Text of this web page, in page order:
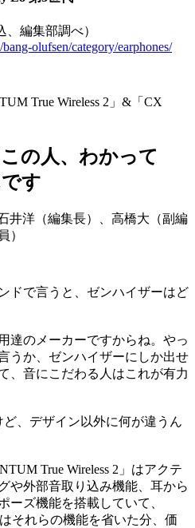
、編集部調べ）
olufsen/category/earphones/
True Wireless 2」&「CX
の人、わかって
す
井洋（編集長）、高橋大（副編
）
ドで言うと、ゼンハイザーはど
のメーカーですからね。やっ
うか、ゼンハイザーにしか出せ
、音にこだわる人はこれが有力
、デザイン以外に何が違うん
True Wireless 2」はアクテ
や外部音取り込み機能、耳から
ーズ機能を搭載していて、
はそれらの機能を省いた分、価